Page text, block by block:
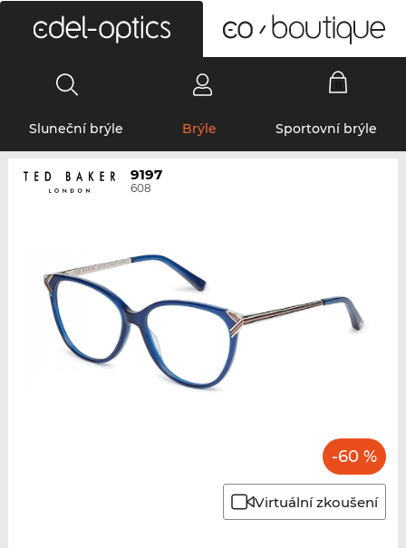
Sluneční brýle Brýle Sportovní brýle
9197
608
-60 %
Virtuální zkoušení